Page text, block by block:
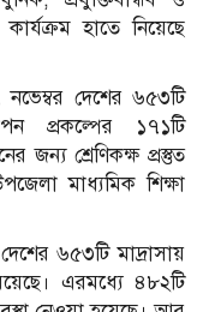
হাতে নিয়েছে
দেশের ৬৫৩টি
প্রকল্পের ১৭১টি
জন্য শ্রেণিকক্ষ প্রস্তুত
মাধ্যমিক শিক্ষা
৬৫৩টি মাদ্রাসায়
এরমধ্যে ৪৮২টি